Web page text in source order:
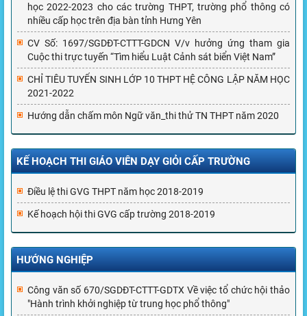
học 2022-2023 cho các trường THPT, trường phổ thông có
nhiều cấp học trên địa bàn tỉnh Hưng Yên
CV Số: 1697/SGDĐT-CTTT-GDCN V/v hưởng ứng tham gia
Cuộc thi trực tuyến “Tìm hiểu Luật Cảnh sát biển Việt Nam”
CHỈ TIÊU TUYỂN SINH LỚP 10 THPT HỆ CÔNG LẬP NĂM HỌC
2021-2022
Hướng dẫn chấm môn Ngữ văn_thi thử TN THPT năm 2020
KẾ HOẠCH THI GIÁO VIÊN DẠY GIỎI CẤP TRƯỜNG
Điều lệ thi GVG THPT năm học 2018-2019
Kế hoạch hội thi GVG cấp trường 2018-2019
HƯỚNG NGHIỆP
Công văn số 670/SGDĐT-CTTT-GDTX Về việc tổ chức hội thảo
"Hành trình khởi nghiệp từ trung học phổ thông"